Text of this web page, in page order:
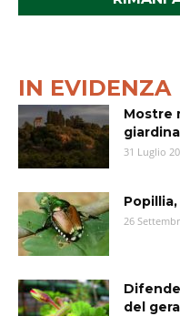
IN EVIDENZA
Mostre
31 Luglio
26
del